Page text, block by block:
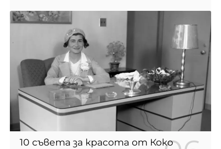
10 съвета за красота от Коко